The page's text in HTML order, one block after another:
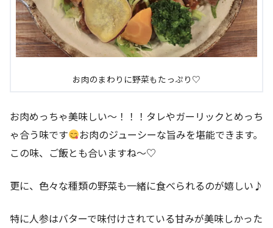
お肉のまわりに野菜もたっぷり♡
お肉めっちゃ美味しい～！！！タレやガーリックとめっち
ゃ合う味です
お肉のジューシーな旨みを堪能できます。
この味、ご飯とも合いますね～♡
更に、色々な種類の野菜も一緒に食べられるのが嬉しい♪
特に人参はバターで味付けされている甘みが美味しかった